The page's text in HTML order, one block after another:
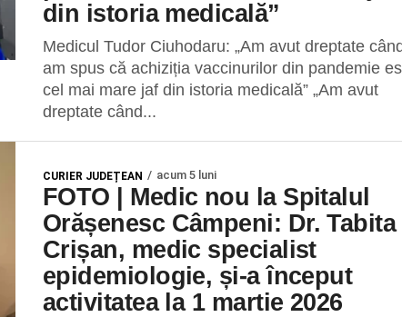
din istoria medicală”
Medicul Tudor Ciuhodaru: „Am avut dreptate când
am spus că achiziția vaccinurilor din pandemie
cel mai mare jaf din istoria medicală” „Am avut
dreptate când...
CURIER JUDEȚEAN acum 5 luni
FOTO | Medic nou la Spitalul
Orășenesc Câmpeni: Dr. Tabita
Crișan, medic specialist
epidemiologie, și-a început
activitatea la 1 martie 2026